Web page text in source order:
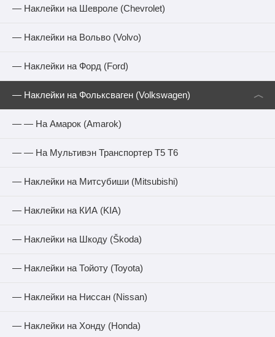
— Наклейки на Шевроле (Chevrolet)
— Наклейки на Вольво (Volvo)
— Наклейки на Форд (Ford)
— Наклейки на Фольксваген (Volkswagen) ︿
— — На Амарок (Amarok)
— — На Мультивэн Транспортер Т5 Т6
— Наклейки на Митсубиши (Mitsubishi)
— Наклейки на КИА (KIA)
— Наклейки на Шкоду (Škoda)
— Наклейки на Тойоту (Toyota)
— Наклейки на Ниссан (Nissan)
— Наклейки на Хонду (Honda)